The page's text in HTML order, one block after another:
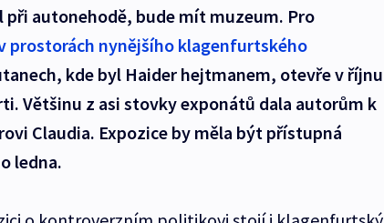
při autonehodě, bude mít muzeum. Pro
prostorách nynějšího klagenfurtského
kde byl Haider hejtmanem, otevře v říjnu
Většinu z asi stovky exponátů dala autorům k
Claudia. Expozice by měla být přístupná
ledna.